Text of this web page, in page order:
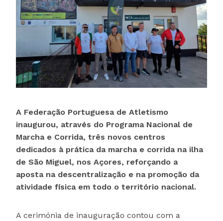
A Federação Portuguesa de Atletismo
inaugurou, através do Programa Nacional de
Marcha e Corrida, três novos centros
dedicados à prática da marcha e corrida na ilha
de São Miguel, nos Açores, reforçando a
aposta na descentralização e na promoção da
atividade física em todo o território nacional.
A cerimónia de inauguração contou com a